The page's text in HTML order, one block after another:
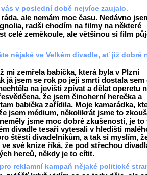
v poslední době nejvíce zaujalo.
ale nemám moc času. Nedávno
radši chodím na filmy na některé
celé zeměkoule, ale většinou si film
nějaké ve Velkém divadle, ať již dobré
mi zemřela babička, která byla v Plzni
já jsem se rok po její smrti dostala sem
na jevišti zpívat a dělat operetu
že jsem činoherní herečka a
babička zařídila. Moje kamarádka,
jsem médium, několikrát jsme to
jsme moc dobré zkušenosti, je to
divadle tesaři vytesali v hledišti
štěstí divadelníkům, a tak si myslím,
své knize říká, že pod střechou
herců, někdy je to cítit.
reklamní kampaň nějaké politické